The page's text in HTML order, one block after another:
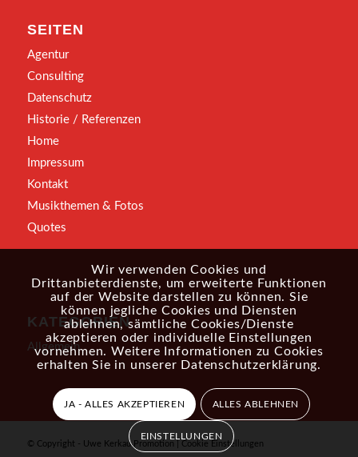
SEITEN
Agentur
Consulting
Datenschutz
Historie / Referenzen
Home
Impressum
Kontakt
Musikthemen & Fotos
Quotes
KATEGORIEN
Allgemein
© Copyright - Uwe Kerkau Promotion | Cookie Einstellungen
Wir verwenden Cookies und
Drittanbieterdienste, um erweiterte Funktionen
auf der Website darstellen zu können. Sie
können jegliche Cookies und Diensten
ablehnen, sämtliche Cookies/Dienste
akzeptieren oder individuelle Einstellungen
vornehmen. Weitere Informationen zu Cookies
erhalten Sie in unserer Datenschutzerklärung.
JA - ALLES AKZEPTIEREN ALLES ABLEHNEN
EINSTELLUNGEN